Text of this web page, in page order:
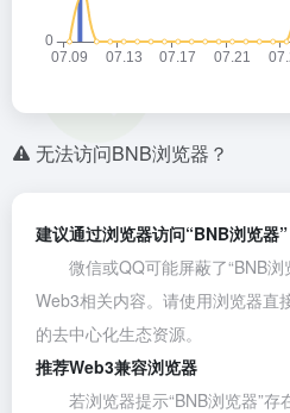
无法访问BNB浏览器？
建议通过浏览器访问“BNB浏览器”
微信或QQ可能屏蔽了“BNB浏
Web3相关内容。请使用浏览器直
的去中心化生态资源。
推荐Web3兼容浏览器
若浏览器提示“BNB浏览器”存